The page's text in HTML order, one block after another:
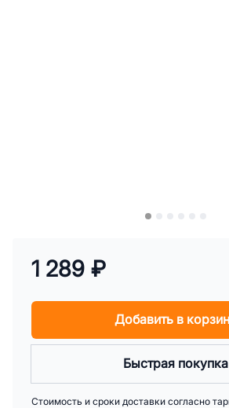
1 289 ₽
Добавить в
Быстрая покупка
Стоимость и сроки доставки согласно